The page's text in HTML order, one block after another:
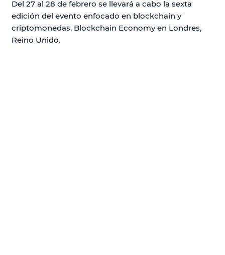
Del 27 al 28 de febrero se llevará a cabo la sexta
edición del evento enfocado en blockchain y
criptomonedas, Blockchain Economy en Londres,
Reino Unido.